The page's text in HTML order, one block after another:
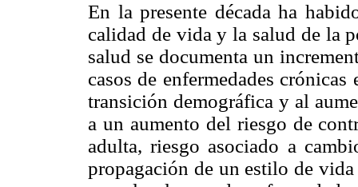
En la presente década ha
calidad de vida y la salud de la
salud se documenta un
casos de enfermedades
transición demográfica y al
a un aumento del riesgo de
adulta, riesgo asociado a
propagación de un estilo de